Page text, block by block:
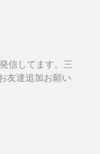
信してます。三
友達追加お願い